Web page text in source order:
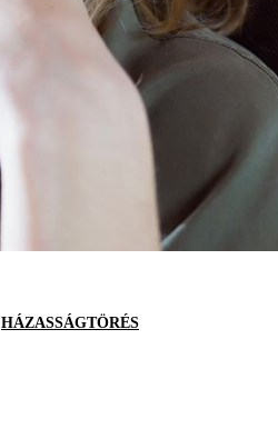
HÁZASSÁGTÖRÉS